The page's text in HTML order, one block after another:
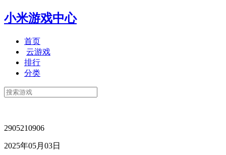
小米游戏中心
首页
云游戏
排行
分类
2905210906
2025年05月03日